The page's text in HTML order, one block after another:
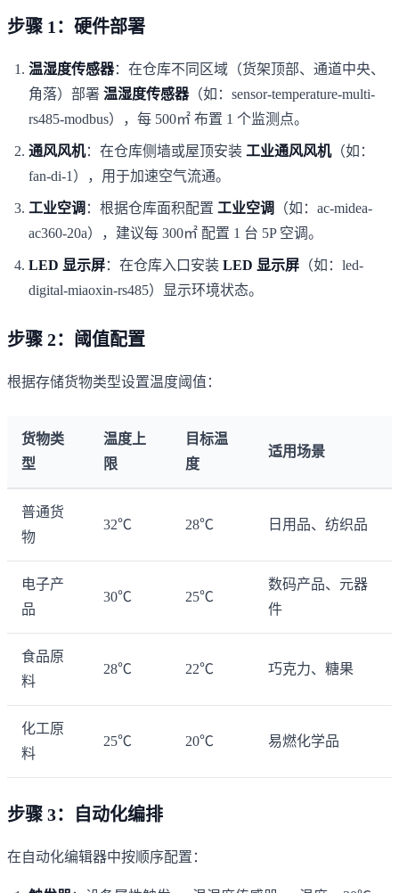
步骤 1：硬件部署
温湿度传感器：在仓库不同区域（货架顶部、通道中央、
角落）部署 温湿度传感器（如：sensor-temperature-multi-
rs485-modbus），每 500㎡ 布置 1 个监测点。
通风风机：在仓库侧墙或屋顶安装 工业通风风机（如：
fan-di-1），用于加速空气流通。
工业空调 ：根据仓库面积配置 工业空调
（如：ac-midea-
ac360-20a），建议每 300㎡ 配置 1 台 5P 空调。
LED 显示屏：在仓库入口安装 LED 显示屏 （如：led-
digital-miaoxin-rs485）显示环境状态。
步骤 2：阈值配置
根据存储货物类型设置温度阈值：
货物类
型
温度上
限
目标温
度
适用场景
普通货
物
32℃ 28℃ 日用品、纺织品
电子产
品
30℃ 25℃
数码产品、元器
件
食品原
料
28℃ 22℃ 巧克力、糖果
化工原
料
25℃ 20℃ 易燃化学品
步骤 3：自动化编排
在自动化编辑器中按顺序配置：